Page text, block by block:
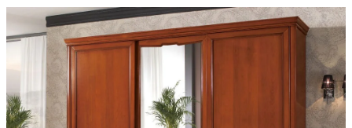
produktu
je
0,0